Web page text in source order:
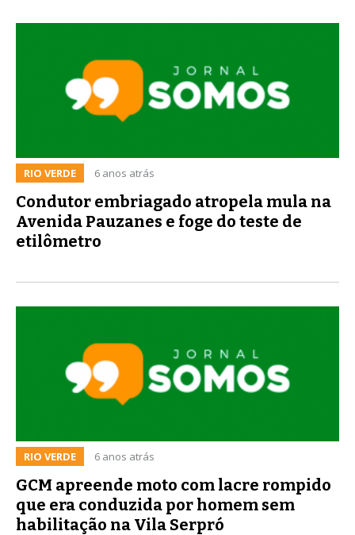
RIO VERDE 6 anos atrás
Condutor embriagado atropela mula na
Avenida Pauzanes e foge do teste de
etilômetro
RIO VERDE 6 anos atrás
GCM apreende moto com lacre rompido
que era conduzida por homem sem
habilitação na Vila Serpró